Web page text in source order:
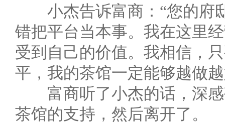
小杰告诉富商：“您的府
错把平台当本事。我在这里
受到自己的价值。我相信，
平，我的茶馆一定能够越做
富商听了小杰的话，深感
茶馆的支持，然后离开了。